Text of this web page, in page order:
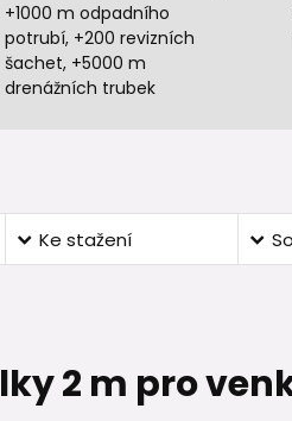
+1000 m odpadního
potrubí, +200 revizních
šachet, +5000 m
drenážních trubek
Ke stažení
2 m pro